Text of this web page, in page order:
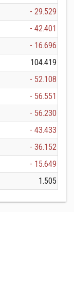
- 29.529
- 42.401
- 16.696
104.419
- 52.108
- 56.551
- 56.230
- 43.433
- 36.152
- 15.649
1.505